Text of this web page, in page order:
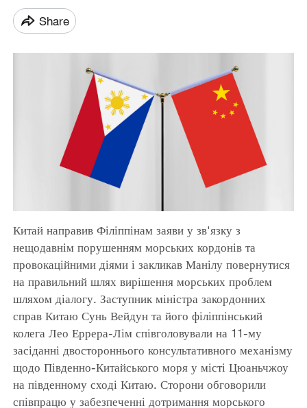
Share
Китай направив Філіппінам заяви у зв'язку з
нещодавнім порушенням морських кордонів та
провокаційними діями і закликав Манілу повернутися
на правильний шлях вирішення морських проблем
шляхом діалогу. Заступник міністра закордонних
справ Китаю Сунь Вейдун та його філіппінський
колега Лео Еррера-Лім співголовували на 11-му
засіданні двостороннього консультативного механізму
щодо Південно-Китайського моря у місті Цюаньчжоу
на південному сході Китаю. Сторони обговорили
співпрацю у забезпеченні дотримання морського